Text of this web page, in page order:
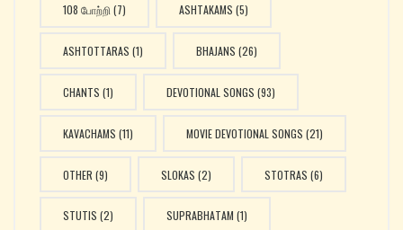
108 போற்றி (7) ASHTAKAMS (5)
ASHTOTTARAS (1) BHAJANS (26)
CHANTS (1) DEVOTIONAL SONGS (93)
KAVACHAMS (11) MOVIE DEVOTIONAL SONGS (21)
OTHER (9) SLOKAS (2) STOTRAS (6)
STUTIS (2) SUPRABHATAM (1)